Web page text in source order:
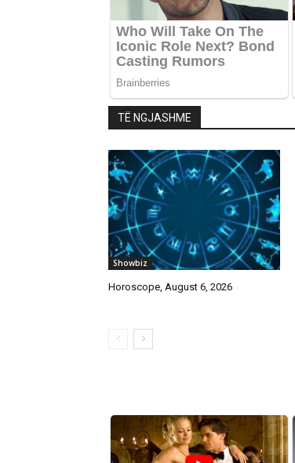
TË NGJASHME
Showbiz
Horoscope, August 6, 2026